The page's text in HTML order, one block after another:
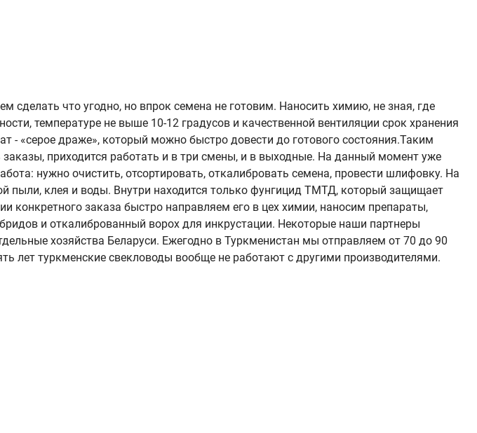
что угодно, но впрок семена не готовим. Наносить химию, не зная, где
температуре не выше 10-12 градусов и качественной вентиляции срок хранения
- «серое драже», который можно быстро довести до готового состояния.Таким
приходится работать и в три смены, и в выходные. На данный момент уже
нужно очистить, отсортировать, откалибровать семена, провести шлифовку. На
клея и воды. Внутри находится только фунгицид ТМТД, который защищает
конкретного заказа быстро направляем его в цех химии, наносим препараты,
и откалиброванный ворох для инкрустации. Некоторые наши партнеры
хозяйства Беларуси. Ежегодно в Туркменистан мы отправляем от 70 до 90
лет туркменские свекловоды вообще не работают с другими производителями.